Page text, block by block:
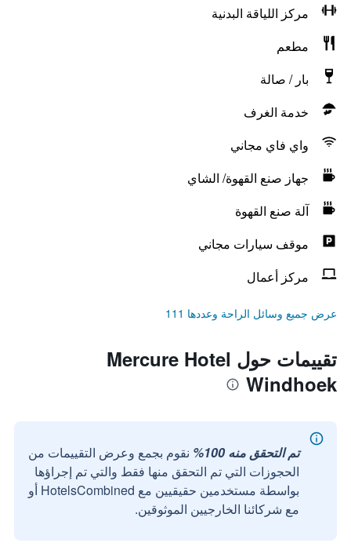
مركز اللياقة البدنية
مطعم
بار / صالة
خدمة الغرف
واي فاي مجاني
جهاز صنع القهوة/ الشاي
آلة صنع القهوة
موقف سيارات مجاني
مركز أعمال
عرض جميع وسائل الراحة وعددها 111
تقييمات حول Mercure Hotel
Windhoek
تم التحقق منه 100%
نقوم بجمع وعرض التقييمات من
الحجوزات التي تم التحقق منها فقط والتي تم إجراؤها
بواسطة مستخدمين حقيقيين مع HotelsCombined أو
مع شركائنا الخارجيين الموثوقين.